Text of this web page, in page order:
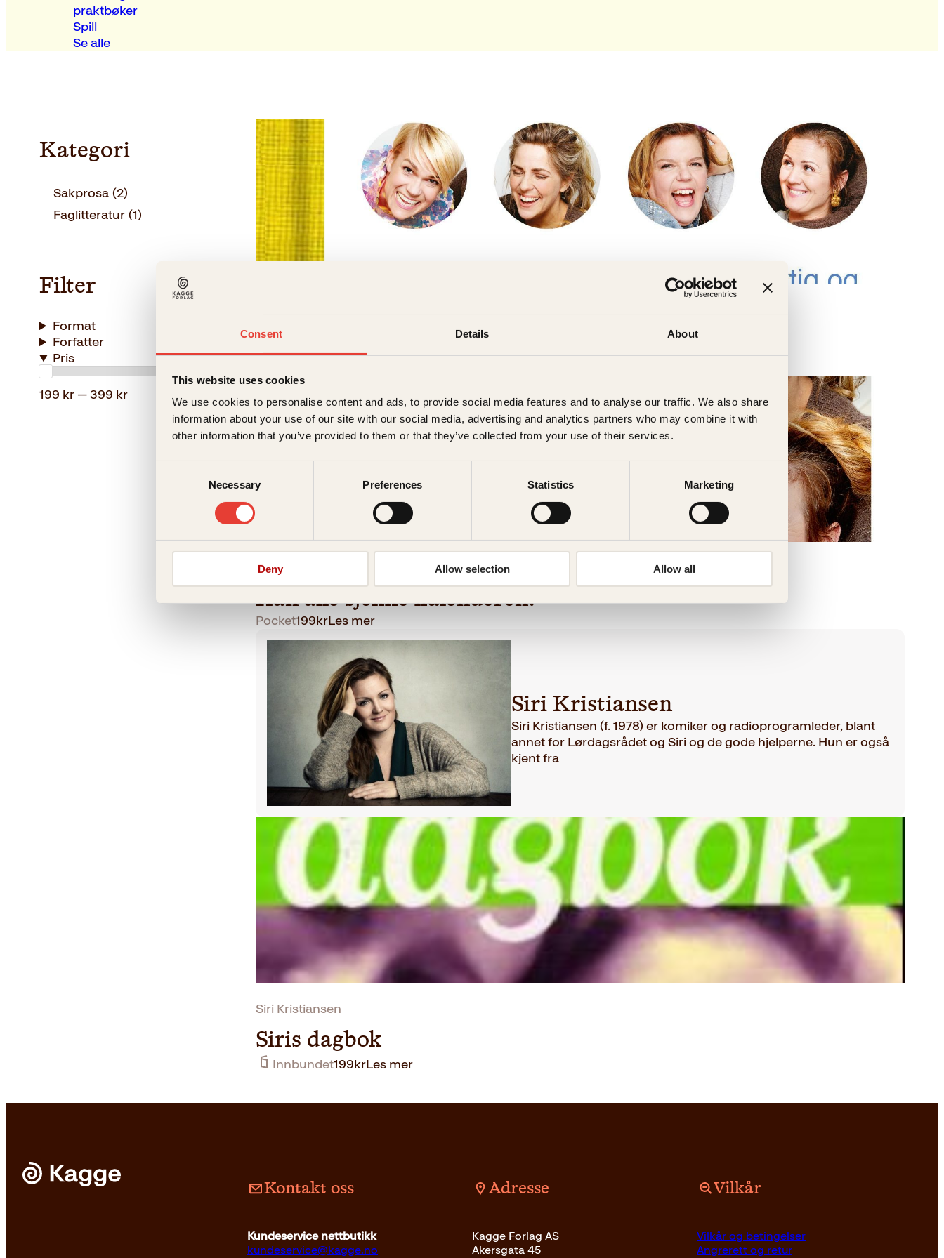
Consent Details About
This website uses cookies
We use cookies to personalise content and ads, to provide social media features and to analyse our traffic. We also share
information about your use of our site with our social media, advertising and analytics partners who may combine it with
other information that you’ve provided to them or that they’ve collected from your use of their services.
Necessary Preferences Statistics Marketing
Deny Allow selection Allow all
praktbøker
Spill
Se alle
Kategori
Sakprosa (2)
Faglitteratur (1)
Filter
Format
Forfatter
Pris
199 kr — 399 kr
Kan alle sjekke kalenderen?
Else Kåss Furuseth, Sigrid Bonde Tusvik, Benedicte Wessel-Holst, Siri Kristiansen
Kan alle sjekke kalenderen?
Pocket199krLes mer
Siri Kristiansen
Siri Kristiansen (f. 1978) er komiker og radioprogramleder, blant
annet for Lørdagsrådet og Siri og de gode hjelperne. Hun er også
kjent fra
Siri Kristiansen
Siris dagbok
Innbundet199krLes mer
Kontakt oss
Kundeservice nettbutikk
kundeservice@kagge.no
Adresse
Kagge Forlag AS
Akersgata 45
Vilkår
Vilkår og betingelser
Angrerett og retur